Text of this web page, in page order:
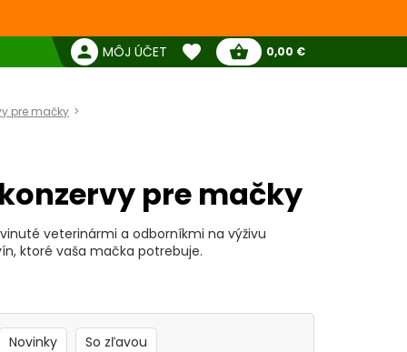
person MÔJ ÚČET favorite
Obľúbené produkty
shopping_basket
Pokladňa
0,00 €
pre mačky
konzervy pre mačky
veterinármi a odborníkmi na výživu
ktoré vaša mačka potrebuje.
Novinky So zľavou